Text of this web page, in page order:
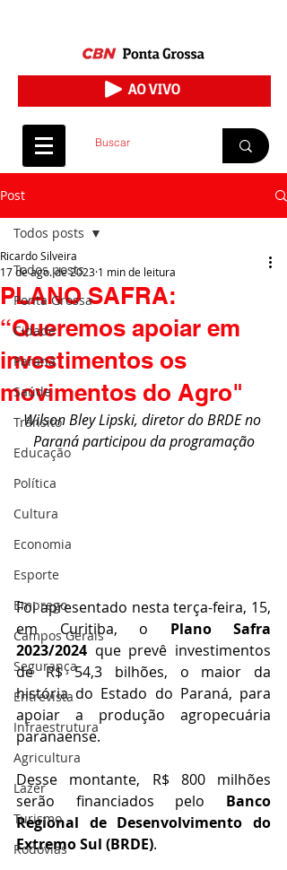
Post
Todos posts
Ponta Grossa
Cidade
Paraná
Saúde
Trânsito
Educação
Política
Cultura
Economia
Esporte
Emprego
Campos Gerais
Segurança
Entrevista
Infraestrutura
Agricultura
Lazer
Turismo
Rodovias
Todos posts
PLANO SAFRA:
“Queremos apoiar em
investimentos os
movimentos do Agro"
Ricardo Silveira
17 de ago. de 2023 1 min de leitura
Wilson Bley Lipski, diretor do BRDE no
Paraná participou da programação
Foi apresentado nesta terça-feira, 15,
em Curitiba, o Plano Safra
2023/2024 que prevê investimentos
de R$ 54,3 bilhões, o maior da
história do Estado do Paraná, para
apoiar a produção agropecuária
paranaense.
Desse montante, R$ 800 milhões
serão financiados pelo Banco
Regional de Desenvolvimento do
Extremo Sul (BRDE).